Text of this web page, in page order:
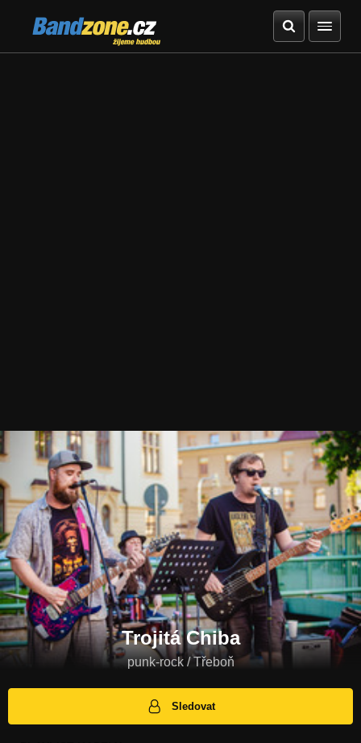
Bandzone.cz
žijeme hudbou
Trojitá Chiba
punk-rock / Třeboň
Sledovat